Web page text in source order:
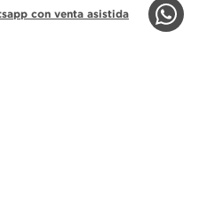
con venta asistida